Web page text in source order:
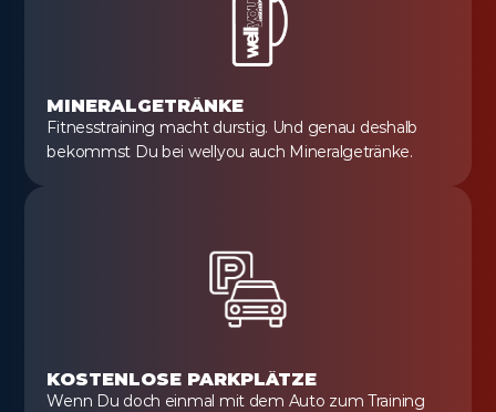
MINERALGETRÄNKE
Fitnesstraining macht durstig. Und genau deshalb
bekommst Du bei wellyou auch Mineralgetränke.
KOSTENLOSE PARKPLÄTZE
Wenn Du doch einmal mit dem Auto zum Training